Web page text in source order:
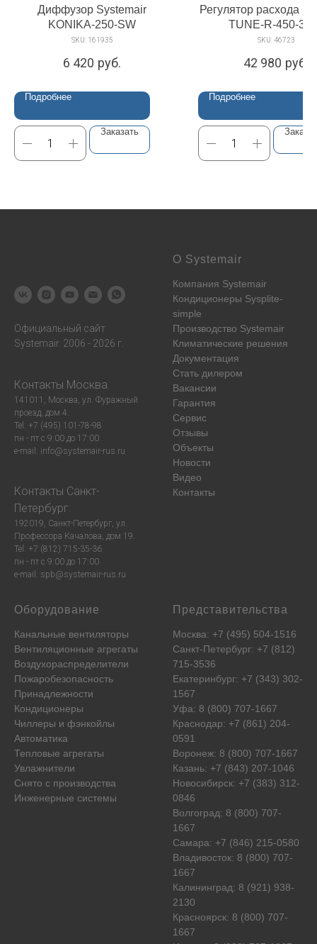
Диффузор Systemair
KONIKA-250-SW
SKU: 161935
6 420 руб.
Подробнее
Заказать
Регулятор расхода
TUNE-R-450-3-
SKU:46723
42 980 руб.
Подробнее
Официальный сайт
Systemair. 2006 - 2026 г.
Контакты Москва
141011, Москва, ул. Фуражный
проезд, дом 4.
Tel: +7 (495) 101-78-98
пн - пт с 9:00 до 17:00
e-mail: info@systemair-rus.ru
Контакты Санкт-
Петербург
192019, Санкт-Петербург, ул.
Профессора Качалова, дом 19.
Tel: +7 (812) 715-35-36
пн - пт с 9:00 до 17:00
e-mail: spb@systemair-rus.ru
О Systemair
Компания Systemair
Кондиционеры Sysplite-
simple
Производство Systemair
Климатические решения
Документация
Стать дилером
Вакансии
Гарантия
Сервис
Отзывы
Объекты
Новости
Видео
Контакты
Оборудование
Канальные вентиляторы
Вентиляционные агрегаты
Воздухораспределители
Пожаробезопасность
Принадлежности
Кондиционеры
Чиллеры и фэнкойлы
Автоматика
Тепловые агрегаты
Увлажнители
Снято с производства
Инженерные системы
Представительства
Москва: +7 (495) 504-1516
Санкт-Петербург: +7 (812)
715-3536
Екатеринбург: +7 (343) 302-
1567
Уфа: 8 (800) 707-1667
Краснодар: +7 (861) 204-
0591
Воронеж: 8 (800) 707-1667
Казань: +7 (843) 207-1046
Новосибирск: +7 (383) 312-
0846
Волгоград: 8 (800) 707-
1667
Самара: +7 (846) 215-0580
Владивосток: 8 (800) 707-
1667
Калининград: 8 (921) 938-
2130
Красноярск: 8 (800) 707-
1667